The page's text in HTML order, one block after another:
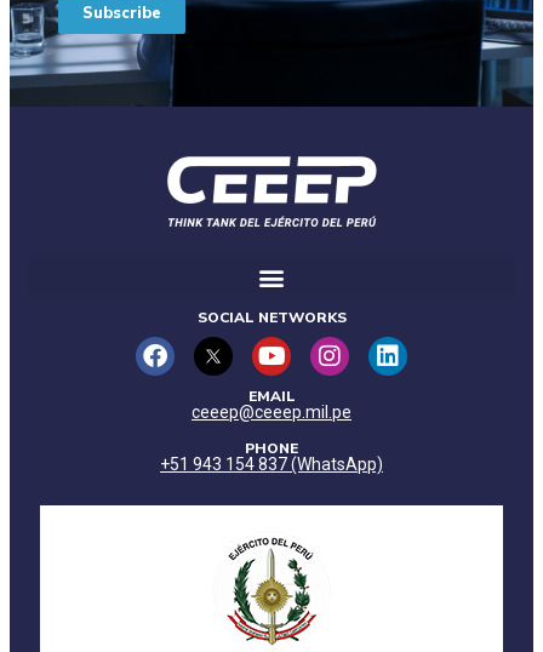
Subscribe
SOCIAL NETWORKS
EMAIL
ceeep@ceeep.mil.pe
PHONE
+51 943 154 837 (WhatsApp)